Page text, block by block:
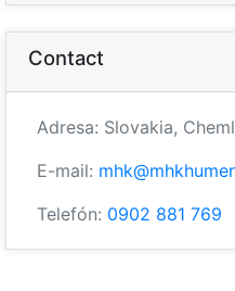
Contact
Adresa: Slovakia,
E-mail:
Telefón: 0902 881 769